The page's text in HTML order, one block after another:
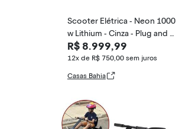
Scooter Elétrica - Neon 1000
w Lithium - Cinza - Plug and M
ove
R$ 8.999,99
12x de R$ 750,00 sem juros
Casas Bahia